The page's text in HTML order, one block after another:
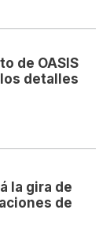
de OASIS
detalles
la gira de
de